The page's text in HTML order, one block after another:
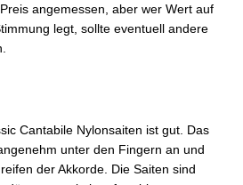
angemessen, aber wer Wert auf
legt, sollte eventuell andere
Cantabile Nylonsaiten ist gut. Das
unter den Fingern an und
der Akkorde. Die Saiten sind